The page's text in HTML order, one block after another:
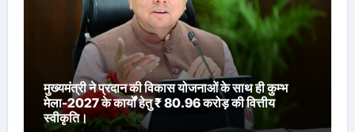
मुख्यमंत्री ने प्रदान की विकास योजनाओं के साथ ही कुम्भ
मेला-2027 के कार्यों हेतु ₹ 80.96 करोड़ की वित्तीय
स्वीकृति।